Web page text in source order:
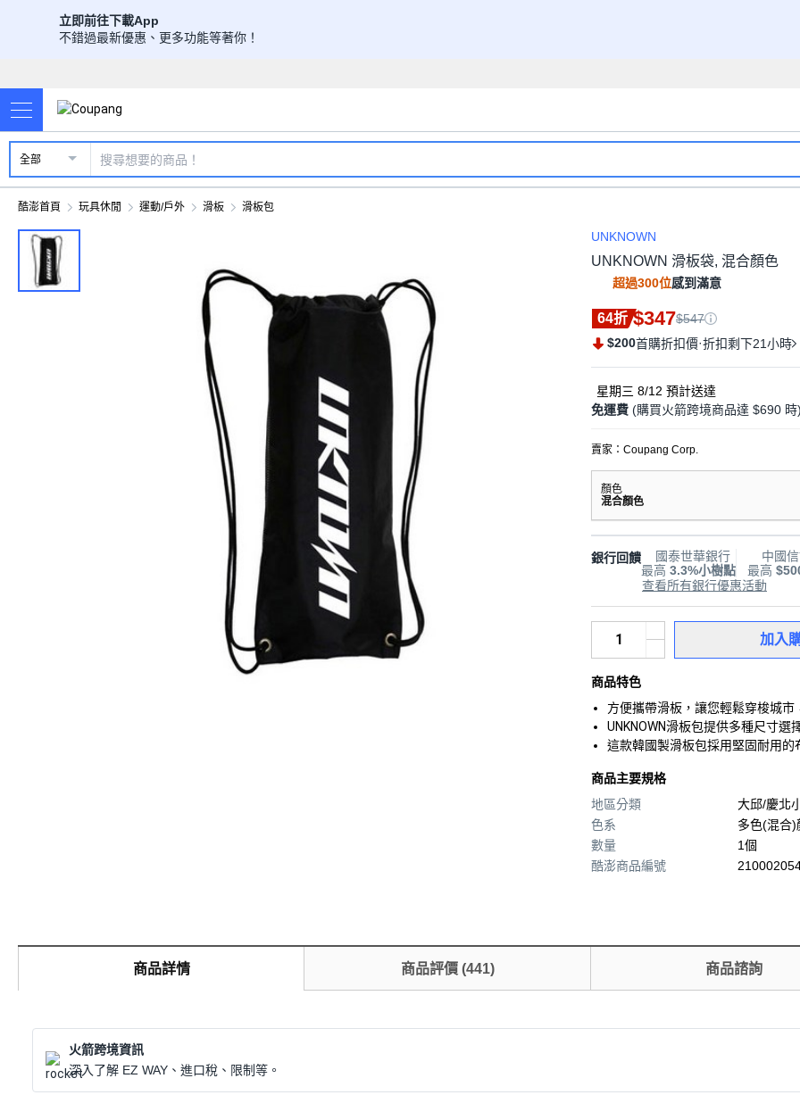
立即前往下載App
不錯過最新優惠、更多功能等著你！
全部
酷澎首頁 玩具休閒 運動/戶外 滑板 滑板包
UNKNOWN
UNKNOWN 滑板袋, 混合顏色
超過300位感到滿意
64折 $347$547
$200首購折扣價·折扣剩下21小時
星期三 8/12 預計送達
免運費 (購買火箭跨境商品達 $690 時
賣家： Coupang Corp.
顏色
混合顏色
銀行回饋
國泰世華銀行
最高 3.3%小樹點
中國
最高
查看所有銀行優惠活動
加入
商品特色
方便攜帶滑板，讓您輕鬆穿梭城
UNKNOWN滑板包提供多種尺寸
這款韓國製滑板包採用堅固耐用
商品主要規格
地區分類
大邱/慶北
色系
多色(混合)
數量
1個
酷澎商品編號
商品詳情 商品評價(441) 商品諮詢
火箭跨境資訊
深入了解 EZ WAY、進口稅、限制等。